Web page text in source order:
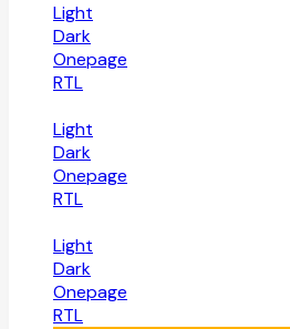
Light
Dark
Onepage
RTL
Light
Dark
Onepage
RTL
Light
Dark
Onepage
RTL